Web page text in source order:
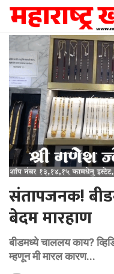
संतापजनक!
बेदम मारहाण
बीडमध्ये चाललय काय?
म्हणून मी मारल कारण...